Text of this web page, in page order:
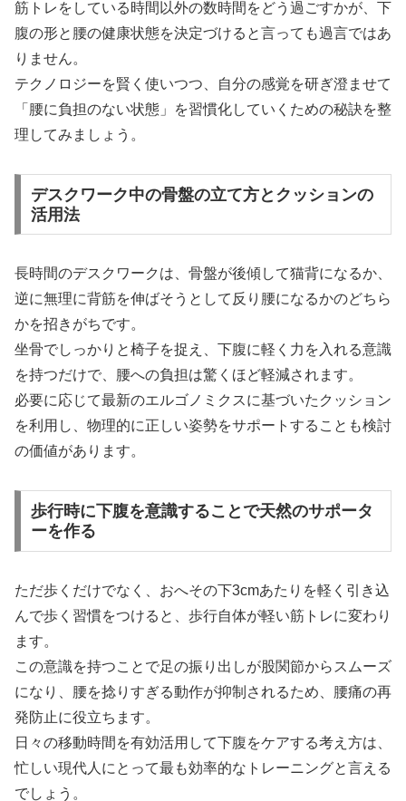
筋トレをしている時間以外の数時間をどう過ごすかが、下
腹の形と腰の健康状態を決定づけると言っても過言ではあ
りません。
テクノロジーを賢く使いつつ、自分の感覚を研ぎ澄ませて
「腰に負担のない状態」を習慣化していくための秘訣を整
理してみましょう。
デスクワーク中の骨盤の立て方とクッションの
活用法
長時間のデスクワークは、骨盤が後傾して猫背になるか、
逆に無理に背筋を伸ばそうとして反り腰になるかのどちら
かを招きがちです。
坐骨でしっかりと椅子を捉え、下腹に軽く力を入れる意識
を持つだけで、腰への負担は驚くほど軽減されます。
必要に応じて最新のエルゴノミクスに基づいたクッション
を利用し、物理的に正しい姿勢をサポートすることも検討
の価値があります。
歩行時に下腹を意識することで天然のサポータ
ーを作る
ただ歩くだけでなく、おへその下3cmあたりを軽く引き込
んで歩く習慣をつけると、歩行自体が軽い筋トレに変わり
ます。
この意識を持つことで足の振り出しが股関節からスムーズ
になり、腰を捻りすぎる動作が抑制されるため、腰痛の再
発防止に役立ちます。
日々の移動時間を有効活用して下腹をケアする考え方は、
忙しい現代人にとって最も効率的なトレーニングと言える
でしょう。